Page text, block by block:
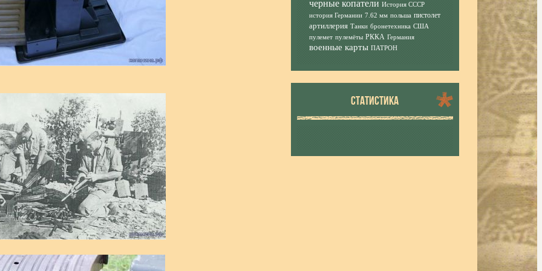
черные копатели История СССР
история Германии 7.62 мм польша пистолет
артиллерия Танки бронетехника США
пулемет пулемёты РККА Германия
военные карты ПАТРОН
СТАТИСТИКА